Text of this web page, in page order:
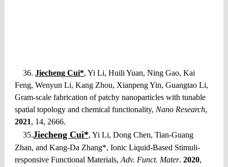
36. Jiecheng Cui*, Yi Li, Huili Yuan, Ning Gao, Kai
Feng, Wenyun Li, Kang Zhou, Xianpeng Yin, Guangtao Li,
Gram-scale fabrication of patchy nanoparticles with tunable
spatial topology and chemical functionality, Nano Research,
2021, 14, 2666.
35.Jiecheng Cui*, Yi Li, Dong Chen, Tian-Guang
Zhan, and Kang-Da Zhang*, Ionic Liquid-Based Stimuli-
responsive Functional Materials, Adv. Funct. Mater. 2020,